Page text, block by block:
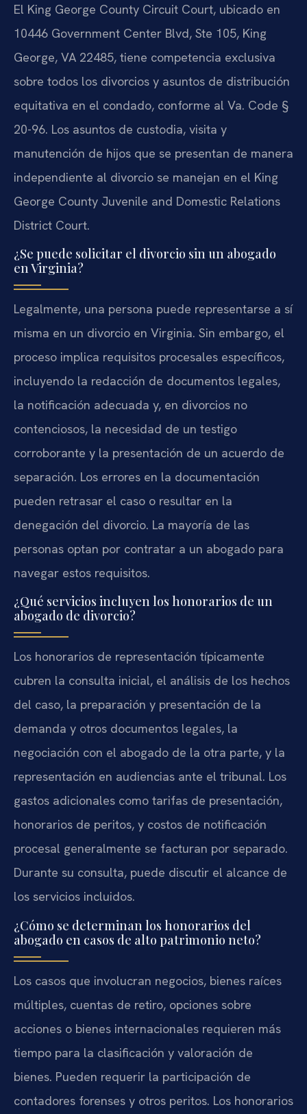
El King George County Circuit Court, ubicado en
10446 Government Center Blvd, Ste 105, King
George, VA 22485, tiene competencia exclusiva
sobre todos los divorcios y asuntos de distribución
equitativa en el condado, conforme al Va. Code §
20-96. Los asuntos de custodia, visita y
manutención de hijos que se presentan de manera
independiente al divorcio se manejan en el King
George County Juvenile and Domestic Relations
District Court.
¿Se puede solicitar el divorcio sin un abogado
en Virginia?
Legalmente, una persona puede representarse a sí
misma en un divorcio en Virginia. Sin embargo, el
proceso implica requisitos procesales específicos,
incluyendo la redacción de documentos legales,
la notificación adecuada y, en divorcios no
contenciosos, la necesidad de un testigo
corroborante y la presentación de un acuerdo de
separación. Los errores en la documentación
pueden retrasar el caso o resultar en la
denegación del divorcio. La mayoría de las
personas optan por contratar a un abogado para
navegar estos requisitos.
¿Qué servicios incluyen los honorarios de un
abogado de divorcio?
Los honorarios de representación típicamente
cubren la consulta inicial, el análisis de los hechos
del caso, la preparación y presentación de la
demanda y otros documentos legales, la
negociación con el abogado de la otra parte, y la
representación en audiencias ante el tribunal. Los
gastos adicionales como tarifas de presentación,
honorarios de peritos, y costos de notificación
procesal generalmente se facturan por separado.
Durante su consulta, puede discutir el alcance de
los servicios incluidos.
¿Cómo se determinan los honorarios del
abogado en casos de alto patrimonio neto?
Los casos que involucran negocios, bienes raíces
múltiples, cuentas de retiro, opciones sobre
acciones o bienes internacionales requieren más
tiempo para la clasificación y valoración de
bienes. Pueden requerir la participación de
contadores forenses y otros peritos. Los honorarios